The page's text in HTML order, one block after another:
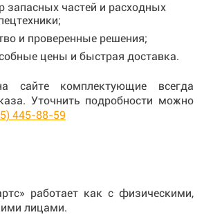
частей и расходных
и проверенные решения;
цены и быстрая доставка.
сайте комплектующие всегда
Уточнить подробности можно
445-88-59
работает как с физическими,
лицами.